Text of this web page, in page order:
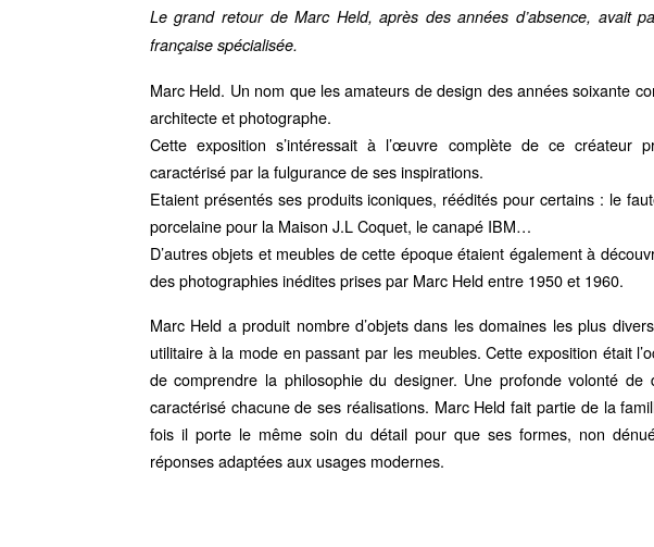
Le grand retour de Marc Held, après des années d’absence, avait
française spécialisée.
Marc Held. Un nom que les amateurs de design des années soixante
architecte et photographe.
Cette exposition s’intéressait à l’œuvre complète de ce créateur
caractérisé par la fulgurance de ses inspirations.
Etaient présentés ses produits iconiques, réédités pour certains : le
porcelaine pour la Maison J.L Coquet, le canapé IBM…
D’autres objets et meubles de cette époque étaient également à
des photographies inédites prises par Marc Held entre 1950 et 1960.
Marc Held a produit nombre d’objets dans les domaines les plus
utilitaire à la mode en passant par les meubles. Cette exposition était
de comprendre la philosophie du designer. Une profonde volonté de
caractérisé chacune de ses réalisations. Marc Held fait partie de la
fois il porte le même soin du détail pour que ses formes, non
réponses adaptées aux usages modernes.